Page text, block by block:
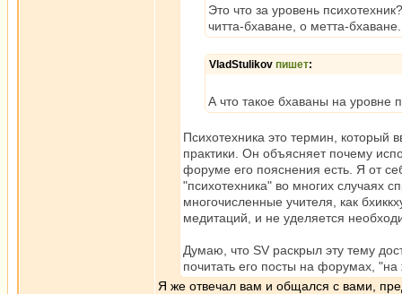
Это что за уровень
читта-бхаване, о метта-
VladStulikov пишет:
А что такое бхаваны на уровне
Психотехника это термин, который
практики. Он объясняет почему
форуме его пояснения есть. Я от
"психотехника" во многих случаях
многочисленные учителя, как
медитаций, и не уделяется
Думаю, что SV раскрыл эту тему
почитать его посты на форумах,
Я же отвечал вам и общался с вами,